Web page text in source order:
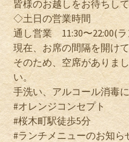
皆様のお越しをお待ちし
◇土日の営業時間
通し営業 11:30〜22:00(ラ
現在、お席の間隔を開け
そのため、空席がありま
い。
手洗い、アルコール消毒
#オレンジコンセプト
#桜木町駅徒歩5分
#ランチメニューのお知ら